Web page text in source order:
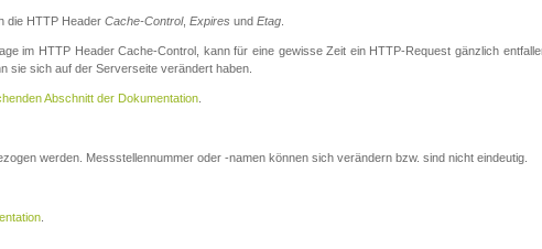
die HTTP Header Cache-Control, Expires und Etag.
im HTTP Header Cache-Control, kann für eine gewisse Zeit ein HTTP-Request gänzlich
sie sich auf der Serverseite verändert haben.
Abschnitt der Dokumentation.
werden. Messstellennummer oder -namen können sich verändern bzw. sind nicht eindeutig.
.